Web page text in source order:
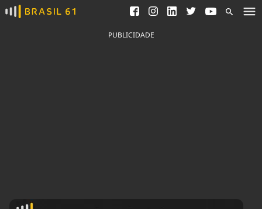
Ver todas as notícias
Saneamento
Indicadores
PUBLICIDADE